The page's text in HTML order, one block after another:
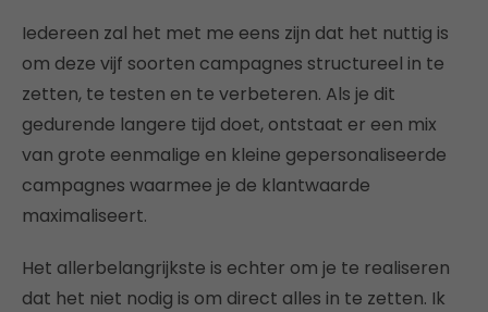
Iedereen zal het met me eens zijn dat het nuttig is
om deze vijf soorten campagnes structureel in te
zetten, te testen en te verbeteren. Als je dit
gedurende langere tijd doet, ontstaat er een mix
van grote eenmalige en kleine gepersonaliseerde
campagnes waarmee je de klantwaarde
maximaliseert.
Het allerbelangrijkste is echter om je te realiseren
dat het niet nodig is om direct alles in te zetten. Ik